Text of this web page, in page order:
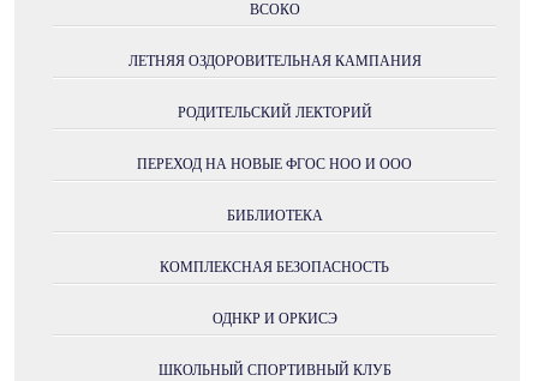
ВСОКО
ЛЕТНЯЯ ОЗДОРОВИТЕЛЬНАЯ КАМПАНИЯ
РОДИТЕЛЬСКИЙ ЛЕКТОРИЙ
ПЕРЕХОД НА НОВЫЕ ФГОС НОО И ООО
БИБЛИОТЕКА
КОМПЛЕКСНАЯ БЕЗОПАСНОСТЬ
ОДНКР И ОРКИСЭ
ШКОЛЬНЫЙ СПОРТИВНЫЙ КЛУБ